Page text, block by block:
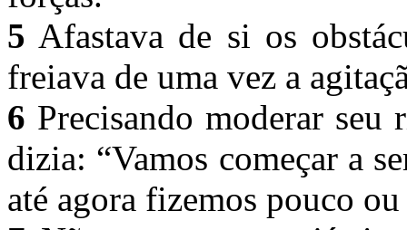
5 Afastava de si os
freiava de uma vez a
6 Precisando moderar seu
dizia: “Vamos começar a
até agora fizemos pouco